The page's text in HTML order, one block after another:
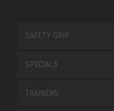
SAFETY-GRIP
SPECIALS
TRAINERS